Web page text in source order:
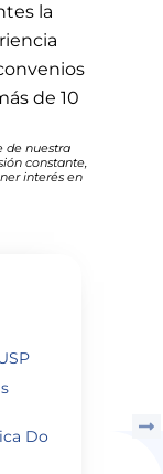
la
de 10
de nuestra
constante,
interés en
Do